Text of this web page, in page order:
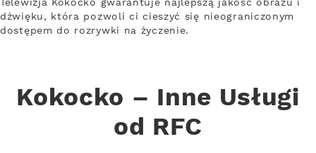
Telewizja Kokocko gwarantuje najlepszą jakość obrazu i
dźwięku, która pozwoli ci cieszyć się nieograniczonym
dostępem do rozrywki na życzenie.
Kokocko – Inne Usługi
od RFC